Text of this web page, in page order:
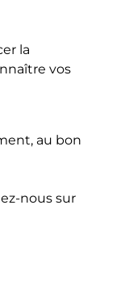
la
vos
au bon
nous sur